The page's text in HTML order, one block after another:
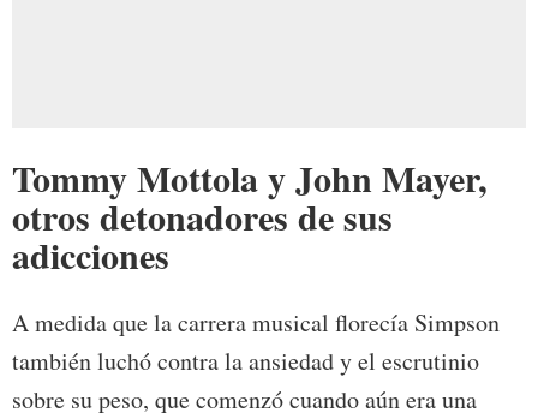
Tommy Mottola y John Mayer,
otros detonadores de sus
adicciones
A medida que la carrera musical florecía Simpson
también luchó contra la ansiedad y el escrutinio
sobre su peso, que comenzó cuando aún era una